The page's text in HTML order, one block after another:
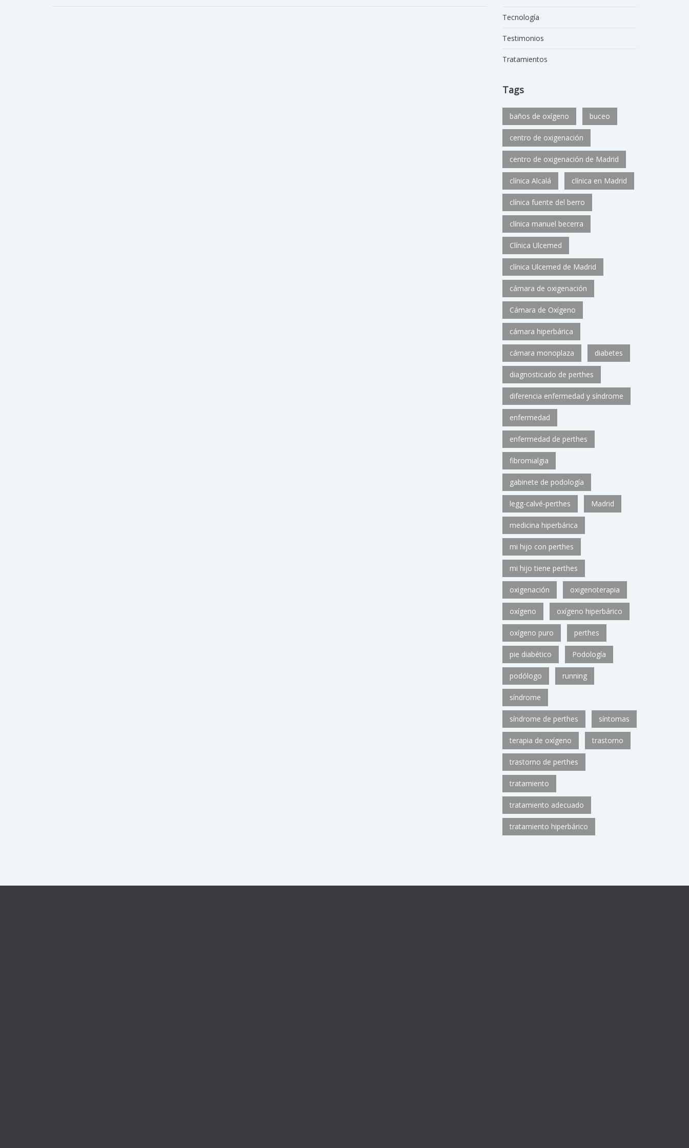
Tecnología
Testimonios
Tratamientos
Tags
baños de oxígeno buceo
centro de oxigenación
centro de oxigenación de Madrid
clínica Alcalá clínica en Madrid
clínica fuente del berro
clínica manuel becerra
Clínica Ulcemed
clínica Ulcemed de Madrid
cámara de oxigenación
Cámara de Oxígeno
cámara hiperbárica
cámara monoplaza diabetes
diagnosticado de perthes
diferencia enfermedad y síndrome
enfermedad
enfermedad de perthes
fibromialgia
gabinete de podología
legg-calvé-perthes Madrid
medicina hiperbárica
mi hijo con perthes
mi hijo tiene perthes
oxigenación oxigenoterapia
oxígeno oxígeno hiperbárico
oxígeno puro perthes
pie diabético Podología
podólogo running
síndrome
síndrome de perthes síntomas
terapia de oxígeno trastorno
trastorno de perthes
tratamiento
tratamiento adecuado
tratamiento hiperbárico